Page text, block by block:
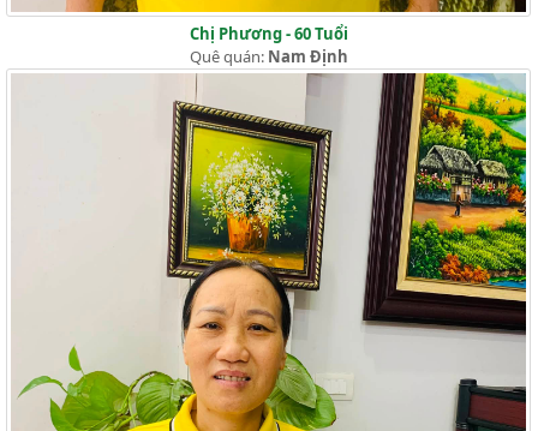
Chị Phương - 60 Tuổi
Quê quán: Nam Định